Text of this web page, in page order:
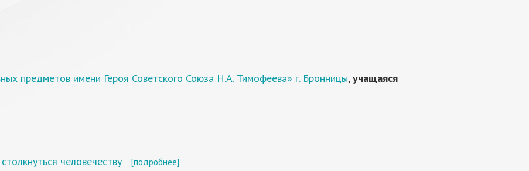
предметов имени Героя Советского Союза Н.А. Тимофеева» г. Бронницы,учащаяся
человечеству [подробнее]